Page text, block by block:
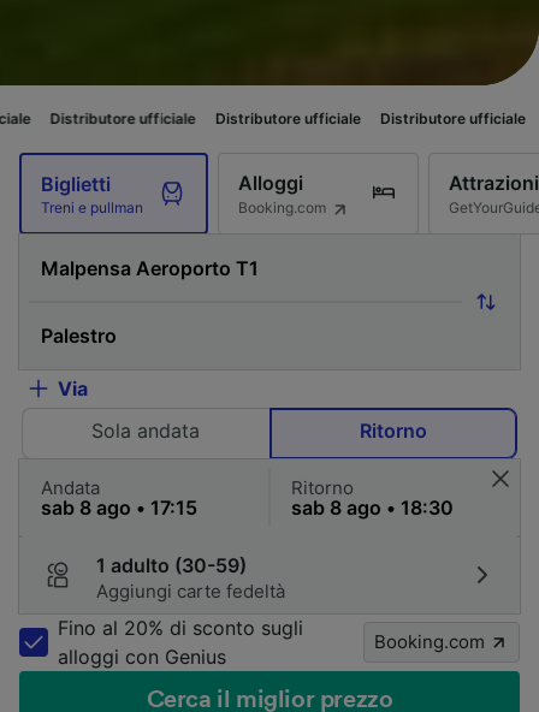
ufficiale Distributore ufficiale Distributore ufficiale
Biglietti
Treni e pullman
Alloggi
Booking.com
Attrazioni
Via
Sola andata
Ritorno
Andata Ritorno
1 adulto (30-59)
Aggiungi carte fedeltà
Fino al 20% di sconto sugli
alloggi con Genius
Booking.com
Cerca il miglior prezzo